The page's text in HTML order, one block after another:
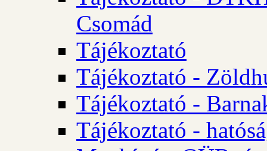
Csomád
Tájékoztató
Tájékoztató -
Tájékoztató -
Tájékoztató -